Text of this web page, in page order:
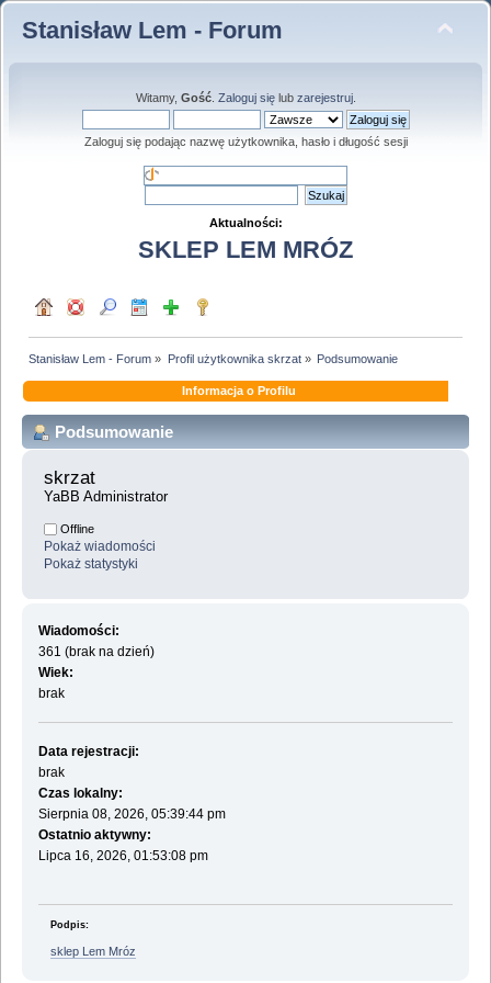
Stanisław Lem - Forum
Witamy, Gość. Zaloguj sięlub zarejestruj.
Zaloguj się podając nazwę użytkownika, hasło i długość sesji
Aktualności:
SKLEP LEM MRÓZ
Stanisław Lem - Forum » Profil użytkownika skrzat» Podsumowanie
Informacja o Profilu
Podsumowanie
skrzat
YaBB Administrator
Offline
Pokaż wiadomości
Pokaż statystyki
Wiadomości:
361 (brak na dzień)
Wiek:
brak
Data rejestracji:
brak
Czas lokalny:
Sierpnia 08, 2026, 05:39:44 pm
Ostatnio aktywny:
Lipca 16, 2026, 01:53:08 pm
Podpis:
sklep Lem Mróz